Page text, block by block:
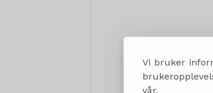
Vi bruker
vår.